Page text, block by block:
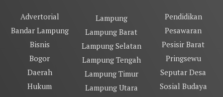
Advertorial
Bandar Lampung
Bisnis
Bogor
Daerah
Hukum
Lampung
Lampung Barat
Lampung Selatan
Lampung Tengah
Lampung Timur
Lampung Utara
Pendidikan
Pesawaran
Pesisir Barat
Pringsewu
Seputar Desa
Sosial Budaya